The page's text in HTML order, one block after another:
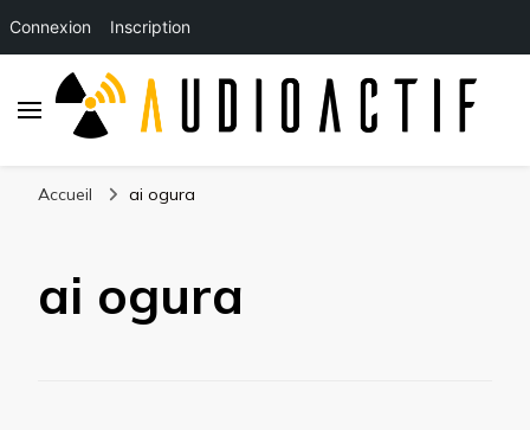
Connexion Inscription
Accueil ai ogura
ai ogura